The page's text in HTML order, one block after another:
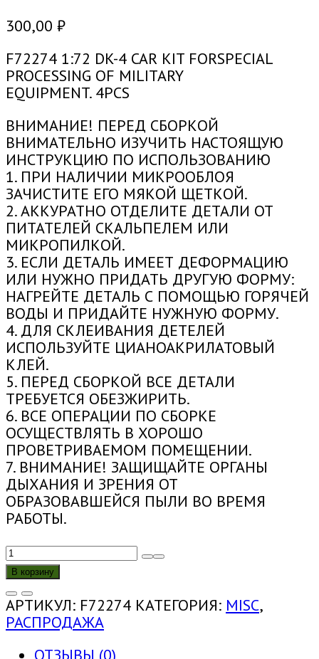
300,00 ₽
F72274 1:72 DK-4 CAR KIT FORSPECIAL
PROCESSING OF MILITARY
EQUIPMENT. 4PCS
ВНИМАНИЕ! ПЕРЕД СБОРКОЙ
ВНИМАТЕЛЬНО ИЗУЧИТЬ НАСТОЯЩУЮ
ИНСТРУКЦИЮ ПО ИСПОЛЬЗОВАНИЮ
1. ПРИ НАЛИЧИИ МИКРООБЛОЯ
ЗАЧИСТИТЕ ЕГО МЯКОЙ ЩЕТКОЙ.
2. АККУРАТНО ОТДЕЛИТЕ ДЕТАЛИ ОТ
ПИТАТЕЛЕЙ СКАЛЬПЕЛЕМ ИЛИ
МИКРОПИЛКОЙ.
3. ЕСЛИ ДЕТАЛЬ ИМЕЕТ ДЕФОРМАЦИЮ
ИЛИ НУЖНО ПРИДАТЬ ДРУГУЮ ФОРМУ:
НАГРЕЙТЕ ДЕТАЛЬ С ПОМОЩЬЮ ГОРЯЧЕЙ
ВОДЫ И ПРИДАЙТЕ НУЖНУЮ ФОРМУ.
4. ДЛЯ СКЛЕИВАНИЯ ДЕТЕЛЕЙ
ИСПОЛЬЗУЙТЕ ЦИАНОАКРИЛАТОВЫЙ
КЛЕЙ.
5. ПЕРЕД СБОРКОЙ ВСЕ ДЕТАЛИ
ТРЕБУЕТСЯ ОБЕЗЖИРИТЬ.
6. ВСЕ ОПЕРАЦИИ ПО СБОРКЕ
ОСУЩЕСТВЛЯТЬ В ХОРОШО
ПРОВЕТРИВАЕМОМ ПОМЕЩЕНИИ.
7. ВНИМАНИЕ! ЗАЩИЩАЙТЕ ОРГАНЫ
ДЫХАНИЯ И ЗРЕНИЯ ОТ
ОБРАЗОВАВШЕЙСЯ ПЫЛИ ВО ВРЕМЯ
РАБОТЫ.
КОЛИЧЕСТВО
ТОВАРА
F72274
1:72
АВТОМОБИЛЬНЫЙ
КОМПЛЕКТ
ДЛЯ
В корзину
АРТИКУЛ: F72274 КАТЕГОРИЯ: MISC,
РАСПРОДАЖА
ОТЗЫВЫ (0)